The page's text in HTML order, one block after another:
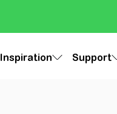
Inspiration Support